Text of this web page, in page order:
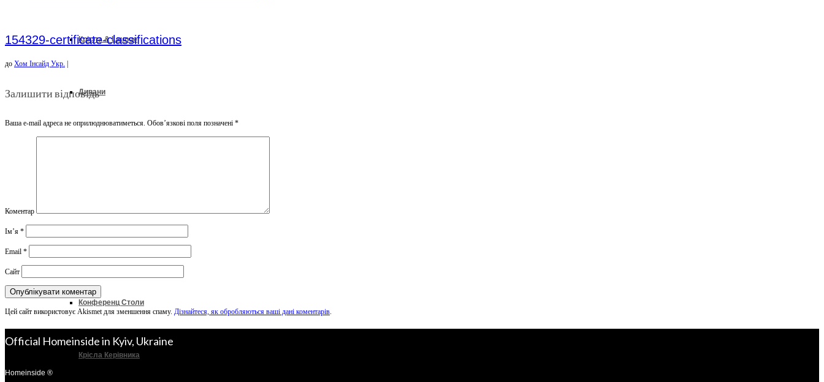
Крісла & Launge
Дивани
Конференц Столи
Крісла Керівника
154329-certificate-classifications
до Хом Інсайд Укр.
Залишити відповідь
Ваша e-mail адреса не оприлюднюватиметься. Обов’язкові поля позначені *
Коментар
Ім’я *
Email *
Сайт
Цей сайт використовує Akismet для зменшення спаму. Дізнайтеся, як обробляються ваші дані коментарів.
Official Homeinside in Kyiv, Ukraine
Homeinside ®